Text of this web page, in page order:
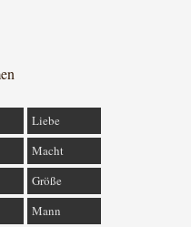
Liebe
Macht
Größe
Mann